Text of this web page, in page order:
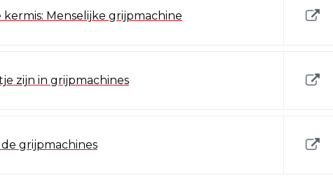
Menselijke grijpmachine
zijn in grijpmachines
de grijpmachines